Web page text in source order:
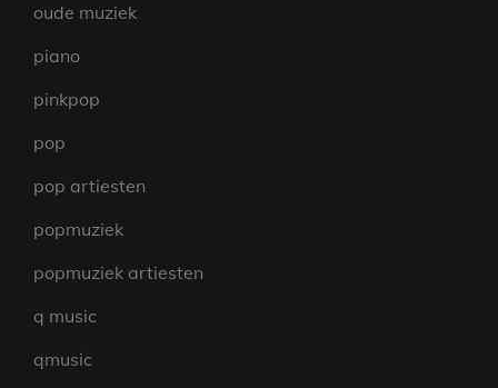
oude muziek
piano
pinkpop
pop
pop artiesten
popmuziek
popmuziek artiesten
q music
qmusic